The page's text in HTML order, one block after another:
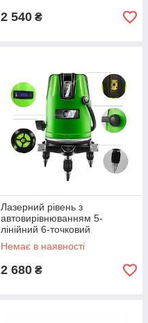
2 540 ₴
Лазерний рівень з
автовирівнюванням 5-
лінійний 6-точковий
PRACMANU 5LG11 (зелений)
Немає в наявності
2 680 ₴